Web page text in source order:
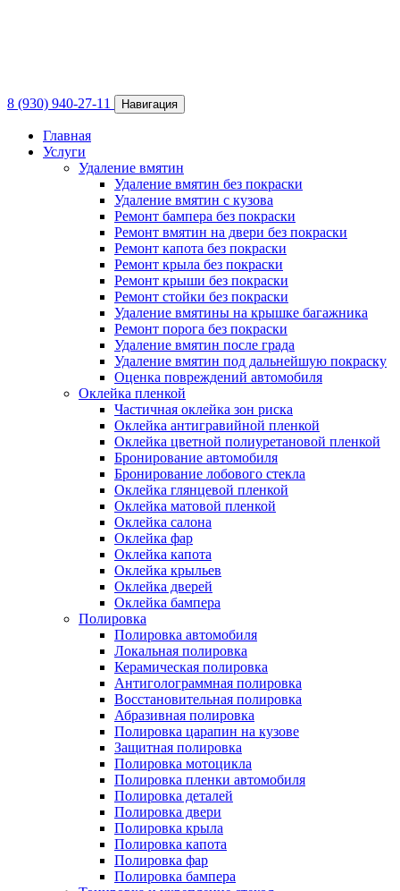
8 (930) 940-27-11 Навигация
Главная
Услуги
Удаление вмятин
Удаление вмятин без покраски
Удаление вмятин с кузова
Ремонт бампера без покраски
Ремонт вмятин на двери без покраски
Ремонт капота без покраски
Ремонт крыла без покраски
Ремонт крыши без покраски
Ремонт стойки без покраски
Удаление вмятины на крышке багажника
Ремонт порога без покраски
Удаление вмятин после града
Удаление вмятин под дальнейшую покраску
Оценка повреждений автомобиля
Оклейка пленкой
Частичная оклейка зон риска
Оклейка антигравийной пленкой
Оклейка цветной полиуретановой пленкой
Бронирование автомобиля
Бронирование лобового стекла
Оклейка глянцевой пленкой
Оклейка матовой пленкой
Оклейка салона
Оклейка фар
Оклейка капота
Оклейка крыльев
Оклейка дверей
Оклейка бампера
Полировка
Полировка автомобиля
Локальная полировка
Керамическая полировка
Антиголограммная полировка
Восстановительная полировка
Абразивная полировка
Полировка царапин на кузове
Защитная полировка
Полировка мотоцикла
Полировка пленки автомобиля
Полировка деталей
Полировка двери
Полировка крыла
Полировка капота
Полировка фар
Полировка бампера